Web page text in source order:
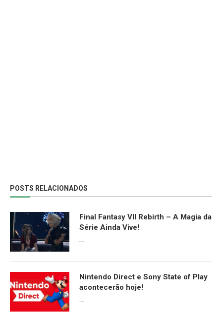
POSTS RELACIONADOS
Final Fantasy VII Rebirth – A Magia da
Série Ainda Vive!
Nintendo Direct e Sony State of Play
acontecerão hoje!